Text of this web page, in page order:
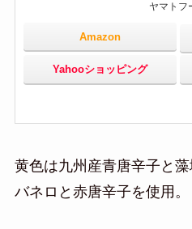
ヤマトフ
Amazon
Yahooショッピング
黄色は九州産青唐辛子と
バネロと赤唐辛子を使用。